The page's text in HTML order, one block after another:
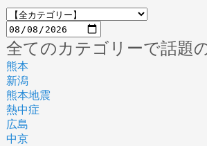
全てのカテゴリーで話題
熊本
新潟
熊本地震
熱中症
広島
中京